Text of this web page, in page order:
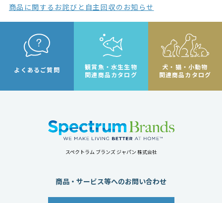
商品に関するお詫びと自主回収のお知らせ
よくあるご質問
観賞魚・水生生物
関連商品カタログ
犬・猫・小動物
関連商品カタログ
スペクトラム ブランズ ジャパン 株式会社
商品・サービス等へのお問い合わせ